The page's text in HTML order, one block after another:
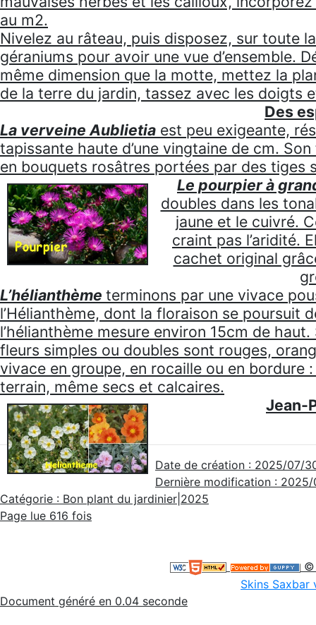
au m2.
Nivelez au râteau, puis disposez, sur toute
géraniums pour avoir une vue d’ensemble.
même dimension que la motte, mettez la
de la terre du jardin, tassez avec les doigts
Des
La verveine Aublietia est peu exigeante,
tapissante haute d’une vingtaine de cm.
en bouquets rosâtres portées par des tiges
Le pourpier à
doubles dans les
jaune et le cuivré.
craint pas l’aridité.
cachet original
L’hélianthème terminons par une vivace
l’Hélianthème, dont la floraison se poursuit
l’hélianthème mesure environ 15cm de
fleurs simples ou doubles sont rouges,
vivace en groupe, en rocaille ou en bordure
terrain, même secs et calcaires.
Jean-
Date de création : 2025/07/
Dernière modification : 2025/
Catégorie : Bon plant du jardinier|2025
Page lue 616 fois
©
Skins Saxbar
Document généré en 0.04 seconde